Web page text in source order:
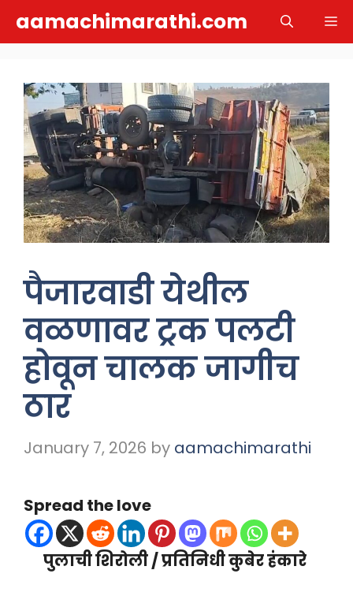
aamachimarathi.com
पैजारवाडी येथील
वळणावर ट्रक पलटी
होवून चालक जागीच
ठार
January 7, 2026 by aamachimarathi
Spread the love
पुलाची शिरोली / प्रतिनिधी कुबेर हंकारे